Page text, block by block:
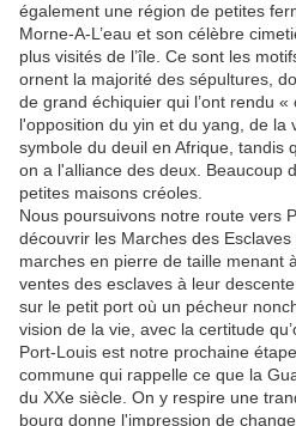
également une région de petites
Morne-A-L’eau et son célèbre
plus visités de l’île. Ce sont les
ornent la majorité des sépultures,
de grand échiquier qui l’ont rendu
l'opposition du yin et du yang, de la
symbole du deuil en Afrique, tandis
on a l'alliance des deux. Beaucoup
petites maisons créoles.
Nous poursuivons notre route vers
découvrir les Marches des
marches en pierre de taille menant
ventes des esclaves à leur
sur le petit port où un pécheur
vision de la vie, avec la certitude
Port-Louis est notre prochaine
commune qui rappelle ce que la
du XXe siècle. On y respire une
bourg donne l'impression de